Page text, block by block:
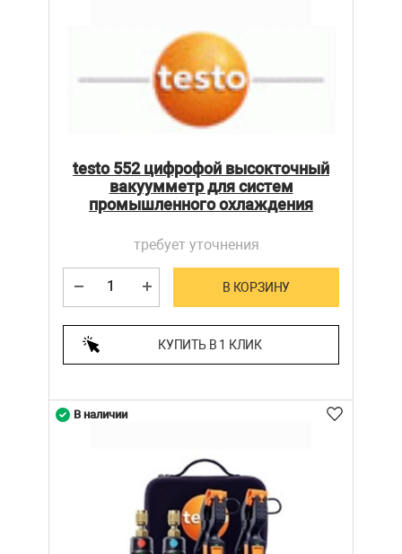
testo 552 цифрофой высокточный
вакуумметр для систем
промышленного охлаждения
требует уточнения
В КОРЗИНУ
КУПИТЬ В 1 КЛИК
В наличии